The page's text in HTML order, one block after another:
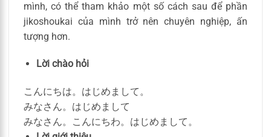
mình, có thể tham khảo một số cách sau để phần
jikoshoukai của mình trở nên chuyên nghiệp, ấn
tượng hơn.
Lời chào hỏi
こんにちは。はじめまして。
みなさん。はじめまして
みなさん。こんにちわ。はじめまして。